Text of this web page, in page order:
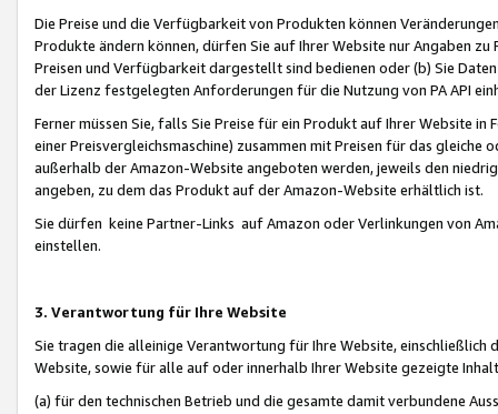
Die Preise und die Verfügbarkeit von Produkten können
Produkte ändern können, dürfen Sie auf Ihrer Website nur Angaben
Preisen und Verfügbarkeit dargestellt sind bedienen oder (b) Sie
der Lizenz festgelegten Anforderungen für die Nutzung von PA API
Ferner müssen Sie, falls Sie Preise für ein Produkt auf Ihrer Website
einer Preisvergleichsmaschine) zusammen mit Preisen für das
außerhalb der Amazon-Website angeboten werden, jeweils den
angeben, zu dem das Produkt auf der Amazon-Website erhältlich ist.
Sie dürfen keine Partner-Links auf Amazon oder Verlinkungen von
einstellen.
3. Verantwortung für Ihre Website
Sie tragen die alleinige Verantwortung für Ihre Website,
Website, sowie für alle auf oder innerhalb Ihrer Website gezeigte
(a) für den technischen Betrieb und die gesamte damit verbundene